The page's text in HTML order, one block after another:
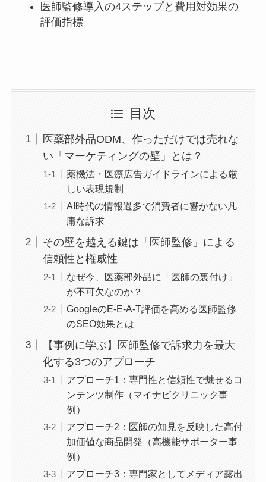
医師監修導入の4ステップと費用対効果の
評価指標
目次
医薬部外品ODM、作っただけでは売れな
い「マーケティングの壁」とは？
薬機法・医療広告ガイドラインによる厳
しい表現規制
AI時代の情報過多で消費者に響かない凡
庸な訴求
その壁を越える鍵は「医師監修」による
信頼性と権威性
なぜ今、医薬部外品に「医師の裏付け」
が不可欠なのか？
GoogleのE-E-A-T評価を高める医師監修
のSEO効果とは
【事例に学ぶ】医師監修で訴求力を最大
化する3つのアプローチ
アプローチ1：専門性と信頼性で魅せるコ
ンテンツ制作（マイナビクリニック事
例）
アプローチ2：医師の知見を反映した高付
加価値な商品開発（高機能サポーター事
例）
アプローチ3：専門家としてメディア露出